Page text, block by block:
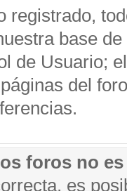
registrado,
base
de Usuario;
del
foros no
es